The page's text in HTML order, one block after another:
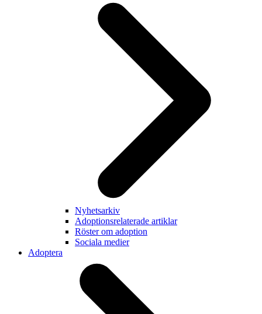
Nyhetsarkiv
Adoptionsrelaterade artiklar
Röster om adoption
Sociala medier
Adoptera